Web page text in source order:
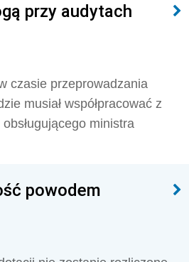
przy audytach
czasie przeprowadzania
musiał współpracować z
ministra
powodem